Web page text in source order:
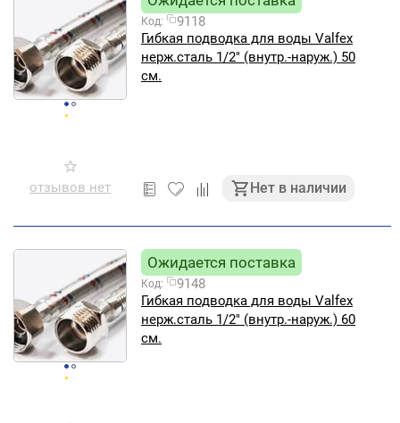
отзывов нет
Код:
9118
Гибкая подводка для воды Valfex
нерж.сталь 1/2" (внутр.-наруж.) 50
см.
Нет в наличии
Ожидается поставка
Код:
9148
Гибкая подводка для воды Valfex
нерж.сталь 1/2" (внутр.-наруж.) 60
см.